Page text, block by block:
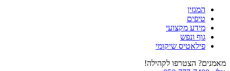
המגזין
טיפים
מידע מקצועי
גוף ונפש
פילאטיס שיקומי
מאמנים? הצטרפו לקהילה!